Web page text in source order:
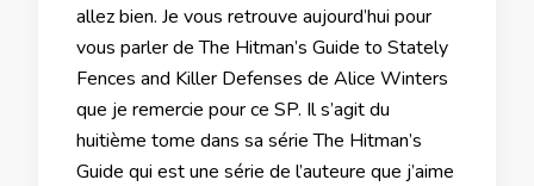
allez bien. Je vous retrouve aujourd’hui pour
vous parler de The Hitman’s Guide to Stately
Fences and Killer Defenses de Alice Winters
que je remercie pour ce SP. Il s’agit du
huitième tome dans sa série The Hitman’s
Guide qui est une série de l’auteure que j’aime